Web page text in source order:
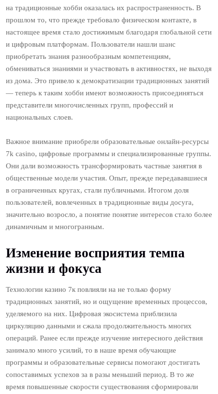
на традиционные хобби оказалась их распространенность. В
прошлом то, что прежде требовало физическом контакте, в
настоящее время стало достижимым благодаря глобальной сети
и цифровым платформам. Пользователи нашли шанс
приобретать знания разнообразным компетенциям,
обмениваться знаниями и участвовать в активностях, не выходя
из дома. Это привело к демократизации традиционных занятий
— теперь к таким хобби имеют возможность присоединяться
представители многочисленных групп, профессий и
национальных слоев.
Важное внимание приобрели образовательные онлайн-ресурсы
7k casino, цифровые программы и специализированные группы.
Они дали возможность трансформировать частные занятия в
общественные модели участия. Опыт, прежде передававшиеся
в ограниченных кругах, стали публичными. Итогом доля
пользователей, вовлеченных в традиционные виды досуга,
значительно возросло, а понятие понятие интересов стало более
динамичным и многогранным.
Изменение восприятия темпа
жизни и фокуса
Технологии казино 7к повлияли на не только форму
традиционных занятий, но и ощущение временных процессов,
уделяемого на них. Цифровая экосистема приблизила
циркуляцию данными и сжала продолжительность многих
операций. Ранее если прежде изучение интересного действия
занимало много усилий, то в наше время обучающие
программы и образовательные сервисы помогают достигать
сопоставимых успехов за в разы меньший период. В то же
время повышенные скорости существования сформировали